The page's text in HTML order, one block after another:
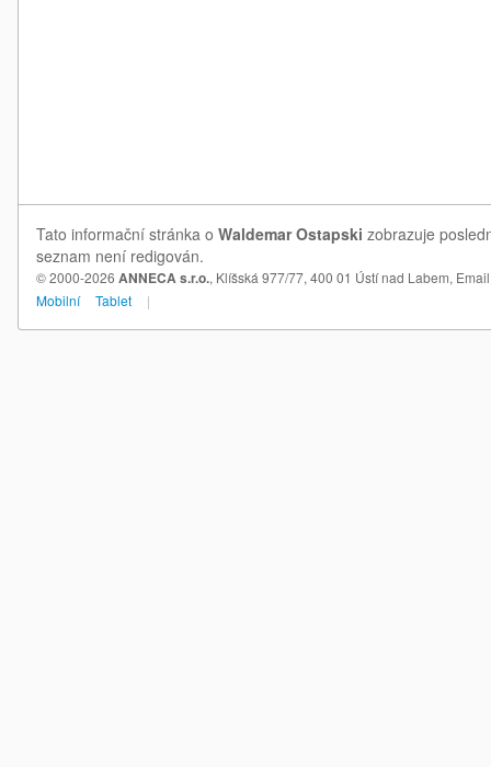
Tato informační stránka o Waldemar Ostapski zobrazuje
seznam není redigován.
© 2000-2026 ANNECA s.r.o., Klíšská 977/77, 400 01 Ústí nad Labem,
Mobilní
Tablet |